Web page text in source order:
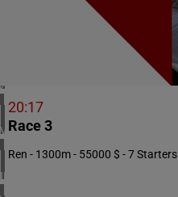
ZUID-AFRIKA
1 meeting(s)
VERENIGD KONINKRIJK
6 meeting(s)
IERLAND
1 meeting(s)
20:17
Race 3
Ren - 1300m - 55000 $ - 7 Starters